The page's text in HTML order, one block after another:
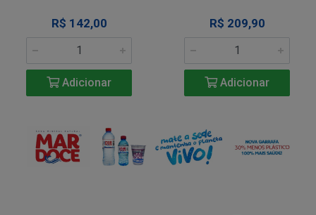
R$ 142,00
Adicionar
R$ 209,90
Adicionar